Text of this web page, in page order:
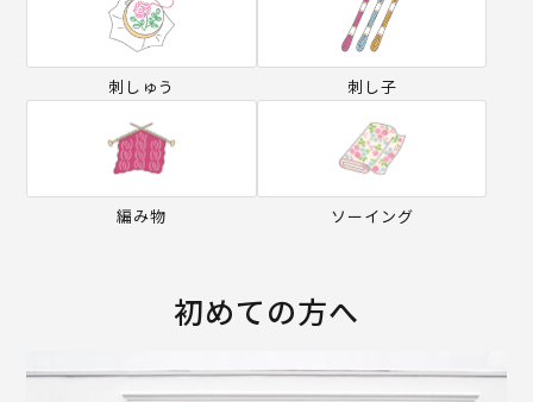
刺しゅう 刺し子
編み物 ソーイング
初めての方へ